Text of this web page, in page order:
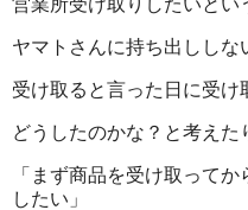
営業所受け取りしたいとい
ヤマトさんに持ち出ししな
受け取ると言った日に受け
どうしたのかな？と考えた
「まず商品を受け取って
したい」